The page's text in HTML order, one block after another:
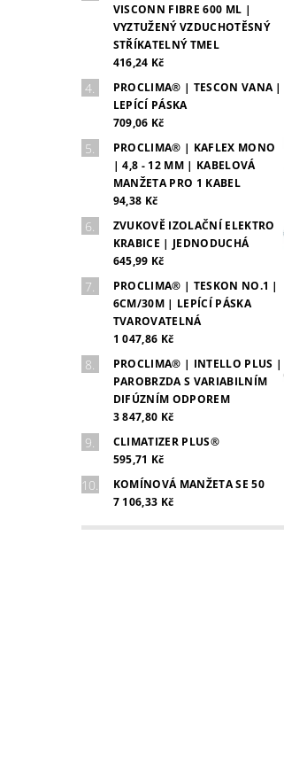
VISCONN FIBRE 600 ML |
VYZTUŽENÝ VZDUCHOTĚSNÝ
STŘÍKATELNÝ TMEL
416,24 Kč
PROCLIMA® | TESCON VANA |
LEPÍCÍ PÁSKA
709,06 Kč
PROCLIMA® | KAFLEX MONO
| 4,8 - 12 MM | KABELOVÁ
MANŽETA PRO 1 KABEL
94,38 Kč
ZVUKOVĚ IZOLAČNÍ ELEKTRO
KRABICE | JEDNODUCHÁ
645,99 Kč
PROCLIMA® | TESKON NO.1 |
6CM/30M | LEPÍCÍ PÁSKA
TVAROVATELNÁ
1 047,86 Kč
PROCLIMA® | INTELLO PLUS |
PAROBRZDA S VARIABILNÍM
DIFÚZNÍM ODPOREM
3 847,80 Kč
CLIMATIZER PLUS®
595,71 Kč
KOMÍNOVÁ MANŽETA SE 50
7 106,33 Kč